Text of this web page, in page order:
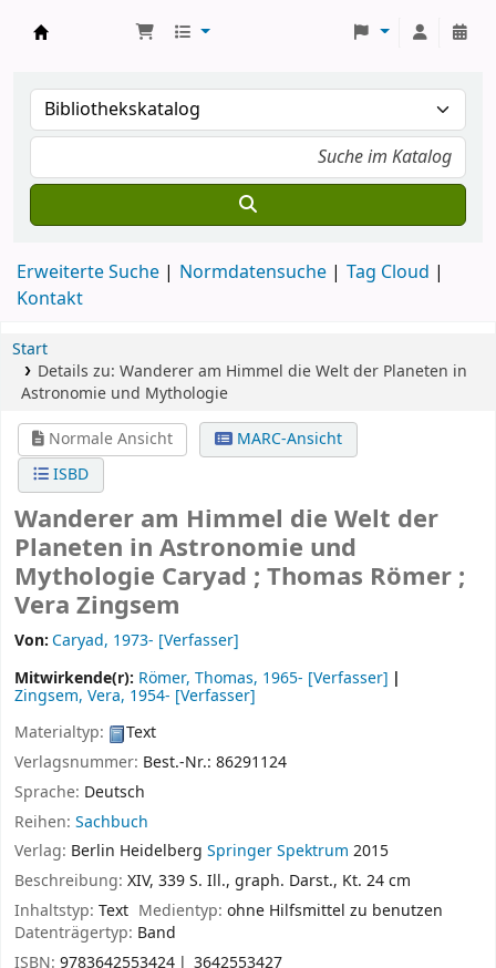
Erweiterte Suche Normdatensuche
Tag Cloud
Kontakt
Start
Details zu: Wanderer am Himmel die Welt der Planeten in
Astronomie und Mythologie
Normale Ansicht
MARC-Ansicht
ISBD
Wanderer am Himmel die Welt der
Planeten in Astronomie und
Mythologie Caryad ; Thomas Römer ;
Vera Zingsem
Von:Caryad, 1973- [Verfasser]
Mitwirkende(r): Römer, Thomas, 1965- [Verfasser]
Zingsem, Vera, 1954- [Verfasser]
Materialtyp:
Text
Verlagsnummer: Best.-Nr.: 86291124
Sprache: Deutsch
Reihen: Sachbuch
Verlag: Berlin Heidelberg Springer Spektrum 2015
Beschreibung: XIV, 339 S. Ill., graph. Darst., Kt. 24 cm
Inhaltstyp: Text Medientyp:ohne Hilfsmittel zu benutzen
Datenträgertyp: Band
ISBN: 9783642553424
3642553427